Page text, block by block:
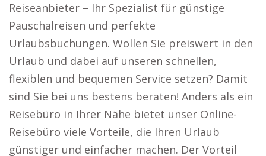
Reiseanbieter – Ihr Spezialist für günstige
Pauschalreisen und perfekte
Urlaubsbuchungen. Wollen Sie preiswert in den
Urlaub und dabei auf unseren schnellen,
flexiblen und bequemen Service setzen? Damit
sind Sie bei uns bestens beraten! Anders als ein
Reisebüro in Ihrer Nähe bietet unser Online-
Reisebüro viele Vorteile, die Ihren Urlaub
günstiger und einfacher machen. Der Vorteil